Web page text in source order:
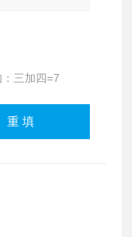
三加四=7